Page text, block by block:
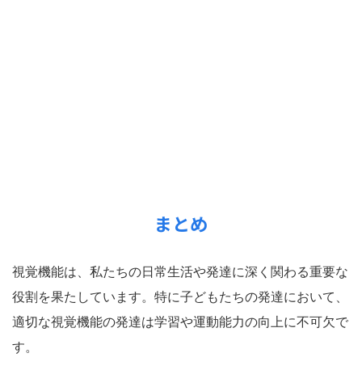
まとめ
視覚機能は、私たちの日常生活や発達に深く関わる重要な
役割を果たしています。特に子どもたちの発達において、
適切な視覚機能の発達は学習や運動能力の向上に不可欠で
す。